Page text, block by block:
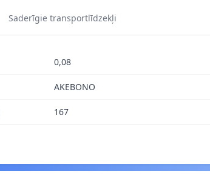
Saderīgie transportlīdzekļi
0,08
AKEBONO
167